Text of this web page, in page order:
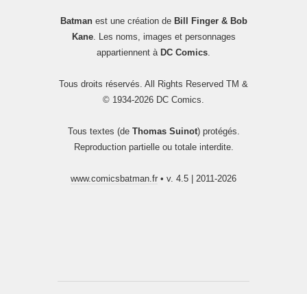
Batmanest une création de Bill Finger & Bob
Kane. Les noms, images et personnages
appartiennent à DC Comics
Tous droits réservés. All Rights Reserved TM &
© 1934-2026 DC Comics.
Tous textes (de Thomas Suinot) protégés.
Reproduction partielle ou totale interdite.
www.comicsbatman.fr • v. 4.5 | 2011-2026